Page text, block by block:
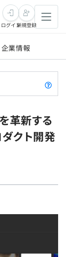
ログイン新規登録
企業情報
革新する
クト開発